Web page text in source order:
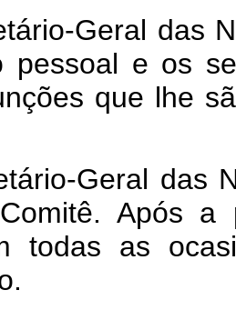
Geral das
pessoal e os
que lhe
Geral das
Após a
todas as